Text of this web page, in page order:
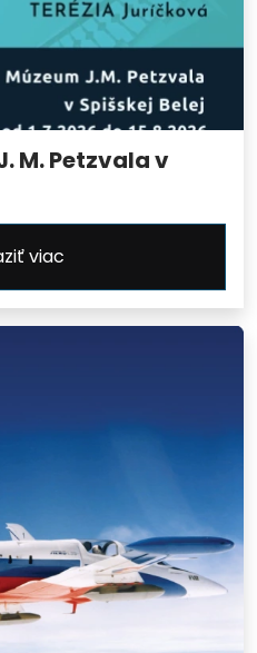
M. Petzvala v
viac